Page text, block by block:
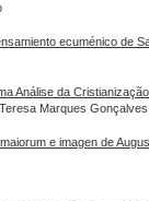
ecuménico de
Análise da
Marques Gonçalves
e imagen de